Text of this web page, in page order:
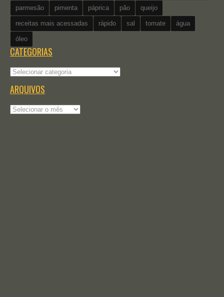
parmesão pimenta páprica pão queijo
receitas mais acessadas rápido sal tomate água
óleo
CATEGORIAS
Categorias
ARQUIVOS
Arquivos